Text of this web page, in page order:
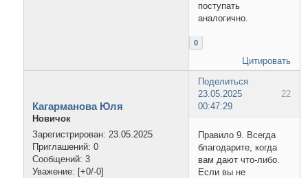
поступать
аналогично.
0
Цитировать
Поделиться
22
23.05.2025
00:47:29
Кагарманова Юля
Новичок
Зарегистрирован: 23.05.2025
Приглашений: 0
Сообщений: 3
Уважение: [+0/-0]
Правило 9. Всегда
благодарите, когда
вам дают что-либо.
Если вы не